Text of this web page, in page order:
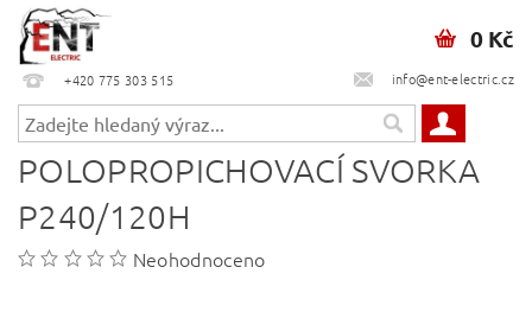
+420 775 303 515 info@ent-electric.cz
0 Kč
POLOPROPICHOVACÍ SVORKA
P240/120H
Neohodnoceno